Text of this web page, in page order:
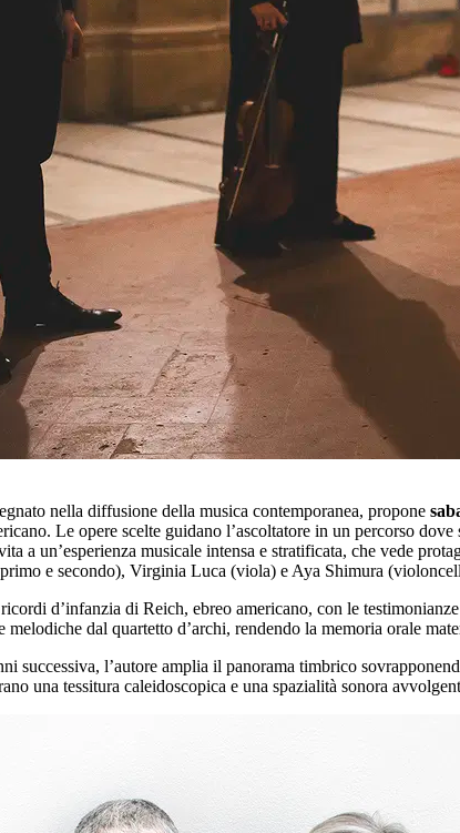
nella diffusione della musica contemporanea, propone
Le opere scelte guidano l’ascoltatore in un percorso
a un’esperienza musicale intensa e stratificata, che vede
e secondo), Virginia Luca (viola) e Aya Shimura
d’infanzia di Reich, ebreo americano, con le
dal quartetto d’archi, rendendo la memoria orale
successiva, l’autore amplia il panorama timbrico
una tessitura caleidoscopica e una spazialità sonora